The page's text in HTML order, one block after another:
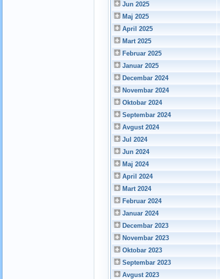
Jun 2025
Maj 2025
April 2025
Mart 2025
Februar 2025
Januar 2025
Decembar 2024
Novembar 2024
Oktobar 2024
Septembar 2024
Avgust 2024
Jul 2024
Jun 2024
Maj 2024
April 2024
Mart 2024
Februar 2024
Januar 2024
Decembar 2023
Novembar 2023
Oktobar 2023
Septembar 2023
Avgust 2023